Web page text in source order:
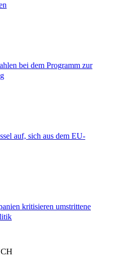
bei dem Programm zur
auf, sich aus dem EU-
kritisieren umstrittene